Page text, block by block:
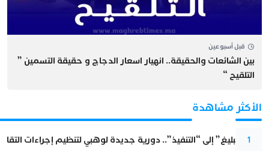
قبل أسبوعين
بين الشائعات والحقيقة.. انهيار اسعار الدجاج و حقيقة التسمين ”
التلقيح “
الأكثر مشاهدة
1
من “التبليغ” إلى “التنفيذ”.. دورية جديدة لوهبي لتنظيم إجراءات